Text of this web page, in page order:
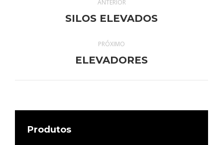
ANTERIOR
Álbum
SILOS ELEVADOS
PRÓXIMO
Próximo
ELEVADORES
Produtos